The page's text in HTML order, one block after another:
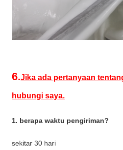
6.Jika ada pertanyaan
hubungi saya.
1. berapa waktu pengiriman?
sekitar 30 hari